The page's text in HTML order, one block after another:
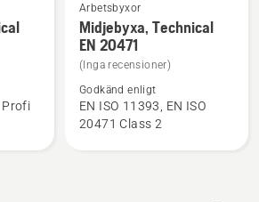
Profi
Se
mer
information
om
Midjebyxa,
Technical
Arbetsbyxor
Midjebyxa, Technical
EN 20471
(Inga recensioner)
Godkänd enligt
EN ISO 11393, EN ISO
20471 Class 2